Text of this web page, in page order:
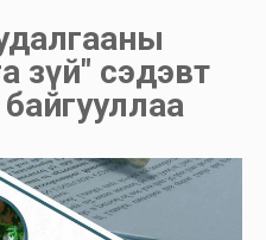
зүй" сэдэвт